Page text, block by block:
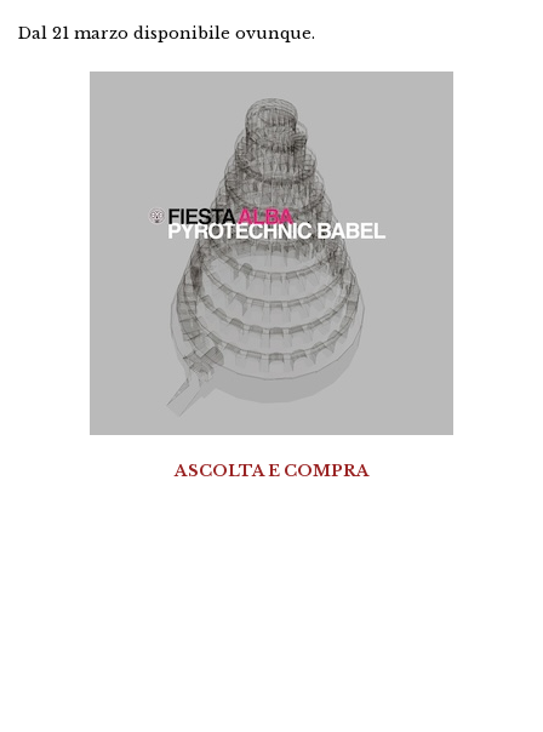
Dal 21 marzo disponibile ovunque.
ASCOLTA E COMPRA